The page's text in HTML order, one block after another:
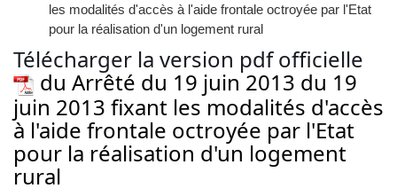
les modalités d'accès à l'aide frontale octroyée par l'Etat
pour la réalisation d'un logement rural
Télécharger la version pdf officielle
du Arrêté du 19 juin 2013 du 19
juin 2013 fixant les modalités d'accès
à l'aide frontale octroyée par l'Etat
pour la réalisation d'un logement
rural